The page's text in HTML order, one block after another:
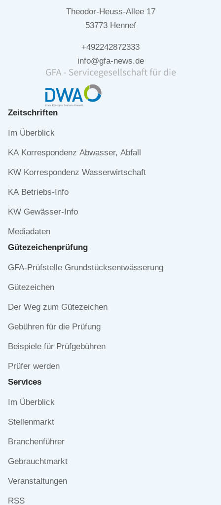
Theodor-Heuss-Allee 17
53773 Hennef
+492242872333
info@gfa-news.de
Zeitschriften
Navigation
Im Überblick
KA Korrespondenz Abwasser, Abfall
KW Korrespondenz Wasserwirtschaft
KA Betriebs-Info
KW Gewässer-Info
Mediadaten
Gütezeichen­prüfung
Navigation
GFA-Prüfstelle Grundstücksentwässerung
Gütezeichen
Der Weg zum Gütezeichen
Gebühren für die Prüfung
Beispiele für Prüfgebühren
Prüfer werden
Services
Navigation
Im Überblick
Stellenmarkt
Branchenführer
Gebrauchtmarkt
Veranstaltungen
RSS